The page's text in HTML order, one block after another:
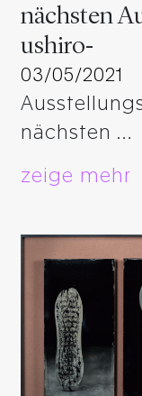
nächsten
ushiro-
03/05/2021
nächsten …
zeige mehr